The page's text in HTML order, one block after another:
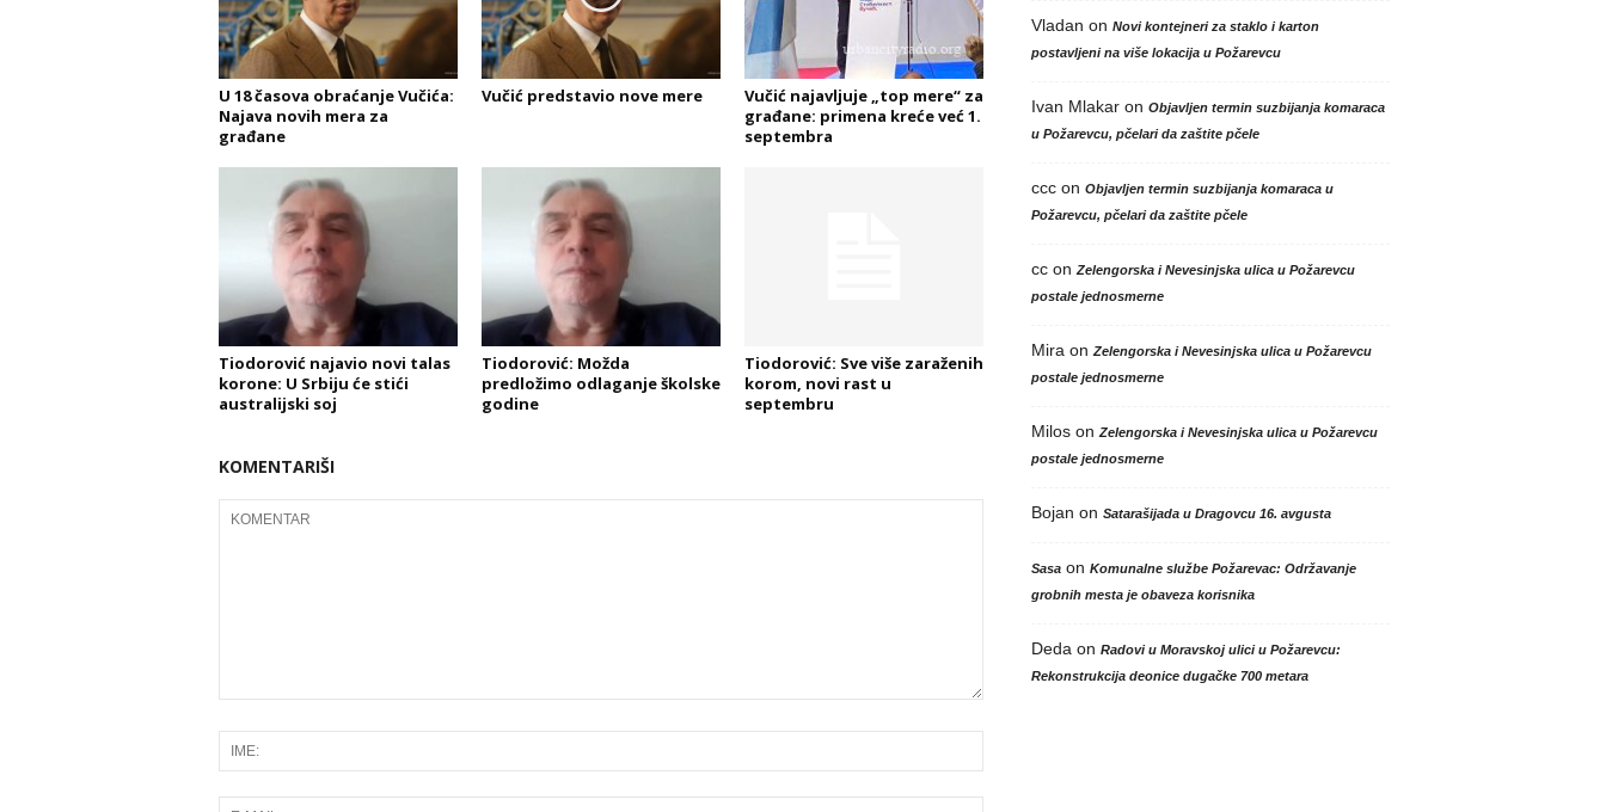
U 18 časova obraćanje Vučića:
Najava novih mera za
građane
Vučić predstavio nove mere
Vučić najavljuje „top mere“ za
građane: primena kreće već 1.
septembra
Tiodorović najavio novi talas
korone: U Srbiju će stići
australijski soj
Tiodorović: Možda
predložimo odlaganje školske
godine
Tiodorović: Sve više zaraženih
korom, novi rast u
septembru
KOMENTARIŠI
Vladan on Novi kontejneri za staklo i karton
postavljeni na više lokacija u Požarevcu
Ivan Mlakaron Objavljen termin suzbijanja komaraca
u Požarevcu, pčelari da zaštite pčele
cccon Objavljen termin suzbijanja komaraca u
Požarevcu, pčelari da zaštite pčele
ccon Zelengorska i Nevesinjska ulica u Požarevcu
postale jednosmerne
Mira on Zelengorska i Nevesinjska ulica u Požarevcu
postale jednosmerne
Miloson Zelengorska i Nevesinjska ulica u Požarevcu
postale jednosmerne
Bojan on Satarašijada u Dragovcu 16. avgusta
Sasaon Komunalne službe Požarevac: Održavanje
grobnih mesta je obaveza korisnika
Deda on Radovi u Moravskoj ulici u Požarevcu:
Rekonstrukcija deonice dugačke 700 metara